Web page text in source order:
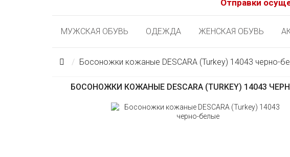
Отправки
МУЖСКАЯ ОБУВЬ ОДЕЖДА ЖЕНСКАЯ ОБУВЬ
Босоножки кожаные DESCARA (Turkey) 14043 черно-
БОСОНОЖКИ КОЖАНЫЕ DESCARA (TURKEY) 14043